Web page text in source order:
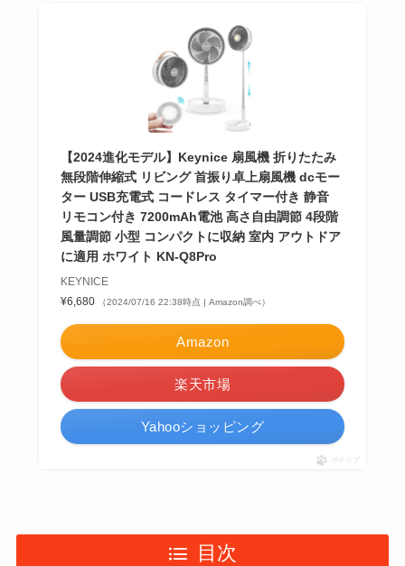
【2024進化モデル】Keynice 扇風機 折りたたみ
無段階伸縮式 リビング 首振り卓上扇風機 dcモー
ター USB充電式 コードレス タイマー付き 静音
リモコン付き 7200mAh電池 高さ自由調節 4段階
風量調節 小型 コンパクトに収納 室内 アウトドア
に適用 ホワイト KN-Q8Pro
KEYNICE
¥6,680
（2024/07/16 22:38時点 | Amazon調べ）
Amazon
楽天市場
Yahooショッピング
ポチップ
目次